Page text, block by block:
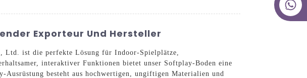
Exporteur Und Hersteller
Ltd. ist die perfekte Lösung für Indoor-Spielplätze,
interaktiver Funktionen bietet unser Softplay-Boden eine
besteht aus hochwertigen, ungiftigen Materialien und